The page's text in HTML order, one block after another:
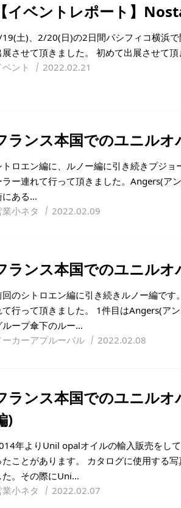
イベントレポート】
土)、2/20(日)の2日間パシフィコ横浜
展させて頂きました。 初めて出展させて
ント
2022.02.21
ランス本国でのユニル
トロエン編に、ルノー編に引き続きプジ
ラー連れて行って頂きました。Angers(ア
にある…
業小ネタ
2022.02.09
ランス本国でのユニル
回のシトロエン編に引き続きルノー編で
て行って頂きました。 1件目はAngers(ア
ループ傘下のルー…
ーカーアプルーバル
2022.02.08
ランス本国でのユニル
)
年よりUnil opalオイルの輸入販売をし
たことがあります。 カタログに使用する
た。その際にUni…
業小ネタ
2022.02.07